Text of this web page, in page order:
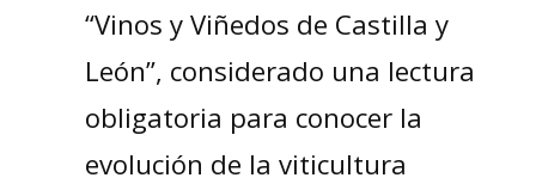
“Vinos y Viñedos de Castilla y
León”, considerado una lectura
obligatoria para conocer la
evolución de la viticultura